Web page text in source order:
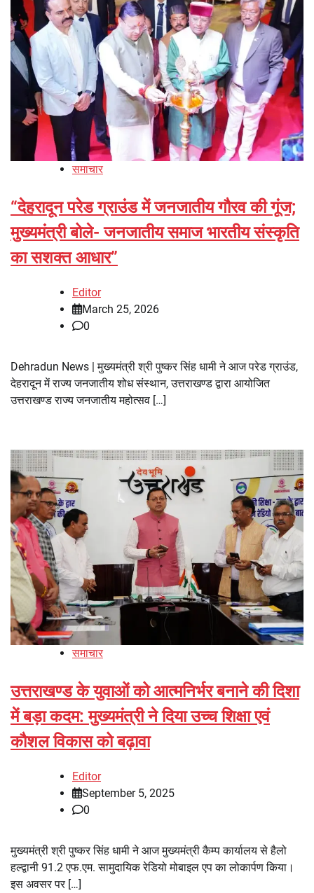
समाचार
“देहरादून परेड ग्राउंड में जनजातीय गौरव की गूंज;
मुख्यमंत्री बोले- जनजातीय समाज भारतीय संस्कृति
का सशक्त आधार”
Editor
March 25, 2026
0
Dehradun News | मुख्यमंत्री श्री पुष्कर सिंह धामी ने आज परेड ग्राउंड,
देहरादून में राज्य जनजातीय शोध संस्थान, उत्तराखण्ड द्वारा आयोजित
उत्तराखण्ड राज्य जनजातीय महोत्सव […]
समाचार
उत्तराखण्ड के युवाओं को आत्मनिर्भर बनाने की दिशा
में बड़ा कदम: मुख्यमंत्री ने दिया उच्च शिक्षा एवं
कौशल विकास को बढ़ावा
Editor
September 5, 2025
0
मुख्यमंत्री श्री पुष्कर सिंह धामी ने आज मुख्यमंत्री कैम्प कार्यालय से हैलो
हल्द्वानी 91.2 एफ.एम. सामुदायिक रेडियो मोबाइल एप का लोकार्पण किया।
इस अवसर पर […]